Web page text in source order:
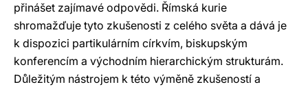
přinášet zajímavé odpovědi. Římská kurie
shromažďuje tyto zkušenosti z celého světa a dává je
k dispozici partikulárním církvím, biskupským
konferencím a východním hierarchickým strukturám.
Důležitým nástrojem k této výměně zkušeností a